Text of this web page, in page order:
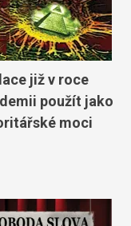
již v roce
použít jako
moci